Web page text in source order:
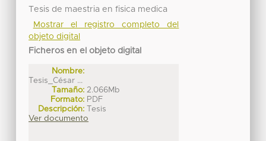
Tesis de maestria en fisica medica
Mostrar el registro completo del
objeto digital
Ficheros en el objeto digital
Nombre:
Tesis_César ...
Tamaño: 2.066Mb
Formato: PDF
Descripción:
Tesis
Ver documento